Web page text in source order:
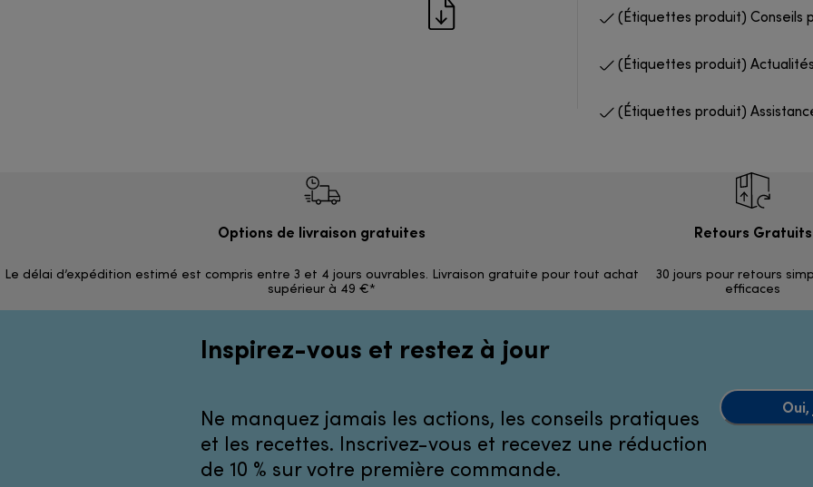
(Étiquettes produit) Conseils
(Étiquettes produit)
(Étiquettes produit)
Options de livraison gratuites
Le délai d’expédition estimé est compris entre 3 et 4 jours ouvrables. Livraison gratuite pour tout achat
supérieur à 49 €*
Retours Gratuits
30 jours pour retours
efficaces
Inspirez-vous et restez à jour
Ne manquez jamais les actions, les conseils pratiques
et les recettes. Inscrivez-vous et recevez une réduction
de 10 % sur votre première commande.